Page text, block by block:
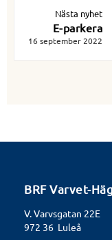
Nästa nyhet
E-parkera
16 september 2022
BRF Varvet-
V. Varvsgatan 22E
972 36 Luleå